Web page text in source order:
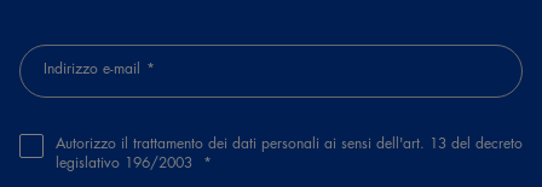
Indirizzo e-mail
Autorizzo il trattamento dei dati personali ai sensi dell'art. 13 del decreto
legislativo 196/2003